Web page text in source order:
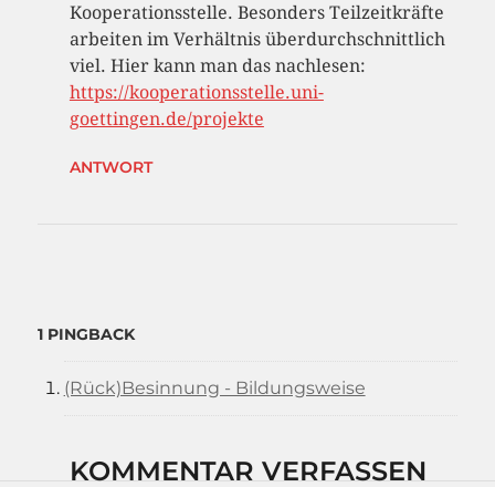
Kooperationsstelle. Besonders Teilzeitkräfte
arbeiten im Verhältnis überdurchschnittlich
viel. Hier kann man das nachlesen:
https://kooperationsstelle.uni-
goettingen.de/projekte
ANTWORT
1 PINGBACK
(Rück)Besinnung - Bildungsweise
KOMMENTAR VERFASSEN